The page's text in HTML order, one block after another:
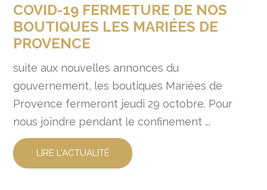
COVID-19 FERMETURE DE NOS
BOUTIQUES LES MARIÉES DE
PROVENCE
suite aux nouvelles annonces du
gouvernement, les boutiques Mariées de
Provence fermeront jeudi 29 octobre. Pour
nous joindre pendant le confinement ...
LIRE L'ACTUALITÉ